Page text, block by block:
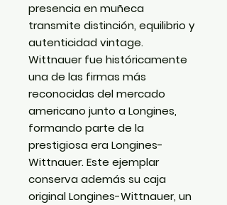
presencia en muñeca
transmite distinción, equilibrio y
autenticidad vintage.
Wittnauer fue históricamente
una de las firmas más
reconocidas del mercado
americano junto a Longines,
formando parte de la
prestigiosa era Longines-
Wittnauer. Este ejemplar
conserva además su caja
original Longines-Wittnauer, un